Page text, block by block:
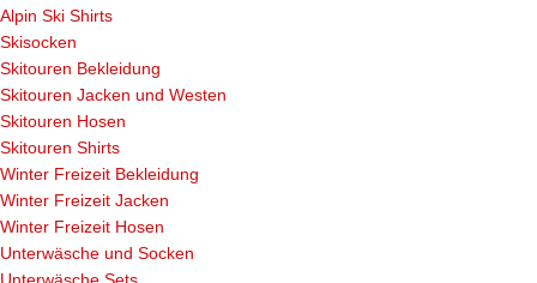
Alpin Ski Shirts
Skisocken
Skitouren Bekleidung
Skitouren Jacken und Westen
Skitouren Hosen
Skitouren Shirts
Winter Freizeit Bekleidung
Winter Freizeit Jacken
Winter Freizeit Hosen
Unterwäsche und Socken